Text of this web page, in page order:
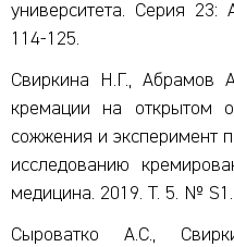
университета. Серия
114-125.
Свиркина Н.Г.,
кремации на открытом
сожжения и эксперимент
исследованию
медицина. 2019. Т. 5. №
Сыроватко А.С.,